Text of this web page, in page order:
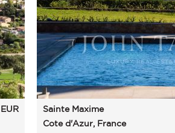
EUR
Sainte Maxime
Cote d'Azur, France